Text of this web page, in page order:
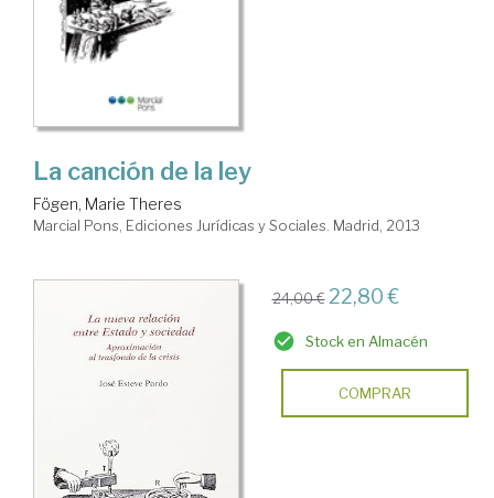
La canción de la ley
Fögen, Marie Theres
Marcial Pons, Ediciones Jurídicas y Sociales. Madrid, 2013
24,00 € 22,80 €
Stock en Almacén
COMPRAR